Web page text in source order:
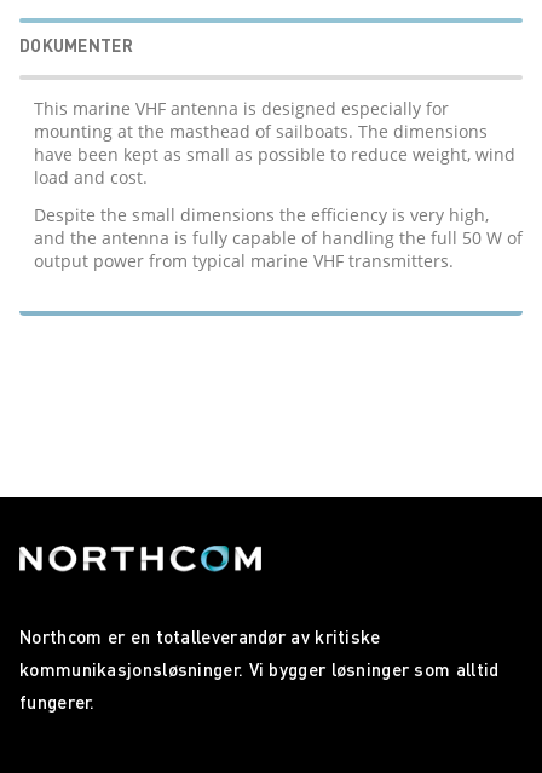
DOKUMENTER
This marine VHF antenna is designed especially for
mounting at the masthead of sailboats. The dimensions
have been kept as small as possible to reduce weight, wind
load and cost.
Despite the small dimensions the efficiency is very high,
and the antenna is fully capable of handling the full 50 W of
output power from typical marine VHF transmitters.
Northcom er en totalleverandør av kritiske
kommunikasjonsløsninger. Vi bygger løsninger som alltid
fungerer.